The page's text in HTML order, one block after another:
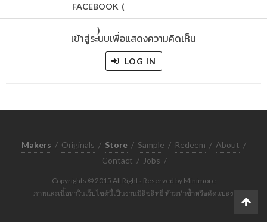
FACEBOOK (
)
เข้าสู่ระบบเพื่อแสดงความคิดเห็น
LOG IN
Makers / Originals / Store / Sample / Redeem / About /
Contact / Jobs /
Copyrights © 2015 All Rights Reserved by Minimore
ภาพและเนื้อหาในเว็บไซต์นี้เป็นงานมีลิขสิทธิ์ ห้ามทำซ้ำหรือดัดแปลง